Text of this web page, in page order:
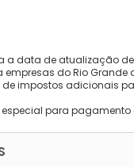
data de atualização
do Rio Grande
impostos adicionais
para